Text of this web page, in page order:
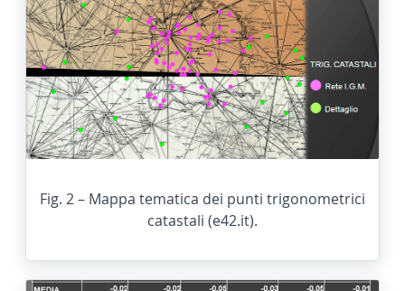
Fig. 2 – Mappa tematica dei punti trigonometrici
catastali (e42.it).